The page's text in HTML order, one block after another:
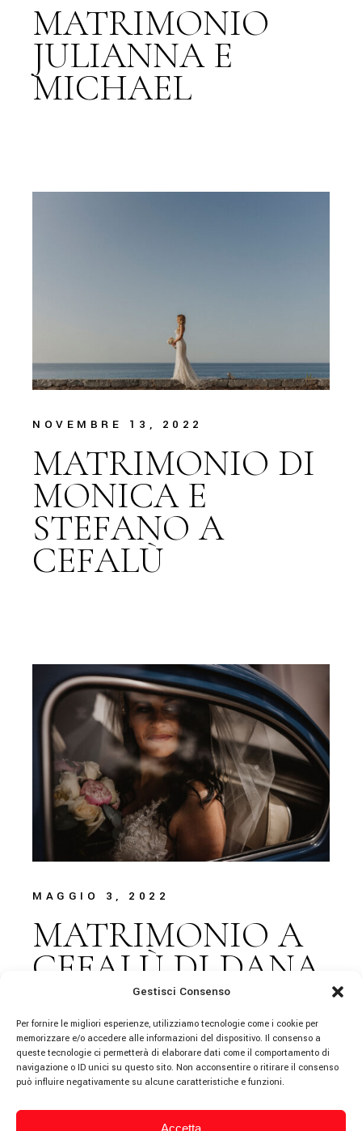
Gestisci Consenso
Per fornire le migliori esperienze, utilizziamo tecnologie come i cookie per
memorizzare e/o accedere alle informazioni del dispositivo. Il consenso a
queste tecnologie ci permetterà di elaborare dati come il comportamento di
navigazione o ID unici su questo sito. Non acconsentire o ritirare il consenso
può influire negativamente su alcune caratteristiche e funzioni.
Accetta
MATRIMONIO
JULIANNA E
MICHAEL
NOVEMBRE 13, 2022
MATRIMONIO DI
MONICA E
STEFANO A
CEFALÙ
MAGGIO 3, 2022
MATRIMONIO A
CEFALÙ DI DANA